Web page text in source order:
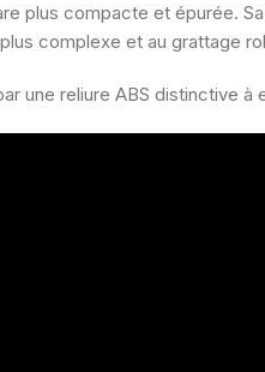
plus compacte et épurée.
complexe et au grattage
une reliure ABS distinctive à